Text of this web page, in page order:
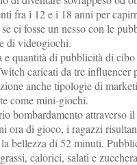
fra i 12 e i 18 anni per
ci fosse un nesso con le
di videogiochi.
quantità di pubblicità di
caricati da tre influencer
anche tipologie di
come mini-giochi.
bombardamento attraverso
ora di gioco, i ragazzi
bellezza di 52 minuti.
calorici, salati e